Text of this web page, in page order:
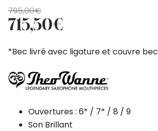
795,00€
O
preço
original
era:
715,50€
O
preço
atual
é:
*Bec livré avec ligature et couvre bec
Ouvertures : 6* / 7* / 8 / 9
Son Brillant